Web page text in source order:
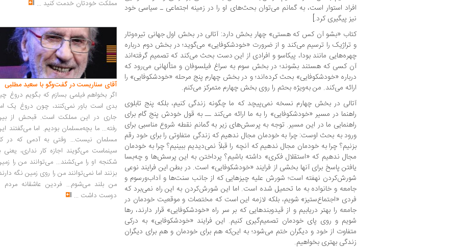
افراد استوار است، به گمانم می‌توان بحث‌های او را در زمینه اجتماعی ـ سیاسی خود
نیز پیگیری کرد.]
کتاب «بشو آن‌ کس که هستی» چهار بخش دارد: آتالی در بخش اول جهانی تیره‌وتار
و تراژیک را ترسیم می‌کند و از ضرورت «خودشکوفایی» می‌گوید؛ در بخش دوم درباره
چهره‌هایی مانند بودا، پیکاسو و افرادی از این دست بحث می‌کند که تصمیم گرفته‌اند
آن کسی که هستند بشوند؛ در بخش سوم به سراغ فیلسوفان و متألهانی می‌رود که
درباره «خودشکوفایی» بحث کرده‌اند؛ و در بخش چهارم پنج مرحله «خودشکوفایی» را
ارائه می‌کند. من به‌ویژه بحثم را روی بخش چهارم متمرکز می‌کنم.
آتالی در بخش چهارم نسخه نمی‌پیچد که ما چگونه زندگی کنیم، بلکه پنج تابلوی
راهنما در مسیر «خودشکوفایی» را به ما ارائه می‌کند ــ به قول خودش پنج گام برای
راهنمایی ما در این مسیر. توجه به پرسش‌های زیر به گمانم نقطه شروع مناسبی برای
ورود به بحث اوست: چرا به خودمان مجال ندهیم که زندگی متفاوتی را برای خود رقم
بزنیم؟ چرا به خودمان مجال ندهیم که آنچه را قبلاً نمی‌دیدیم ببینیم؟ چرا به خودمان
مجال ندهیم که «استقلال فکری» داشته باشیم؟ پرداختن به این پرسش‌ها و چه‌بسا
یافتن پاسخ برای آنها بخشی از فرایند «خودشکوفایی» است. در بطن این فرایند نوعی
شورش‌‌کردن نهفته است؛ شورش علیه چیزهایی که از جانب سنت‌ها و آداب‌ورسوم و
جامعه و خانواده به ما تحمیل شده است. اما این شورش‌کردن به این راه نمی‌برد که
فردی «اجتماع‌ستیز» شویم، بلکه لازمه این است که مختصات و موقعیت خودمان در
جامعه را بهتر دریابیم و از قیدوبندهایی که بر سر راه «خودشکوفایی» قرار دارند، رها
شویم و روی پای خودمان تصمیم‌گیری کنیم. این فرایند «خودشکوفایی» به درکی
متفاوت از خود و دیگران ختم می‌شود؛ به این‌که هم برای خودمان و هم برای دیگران
زندگی بهتری بخواهیم.
مملکت خودتان خدمت کنید ...
آقای سناریست در گفت‌وگو با سعید مطلبی
اگر بخواهم فیلمی بسازم که بگویم دروغ
بدی است باور نمی‌کنند، چون دروغ یک
جاری در این مملکت است. قبحش از
رفته... ما بچه‌مسلمان بودیم. اما می‌گفتند
مسلمان نیست... وقتی به آدمی که در
سینماست می‌گویند اجازه کار نداری، یعنی
شکنجه او را می‌کشند... می‌توانند من را
بزنند اما نمی‌توانند من را روی زمین نگه
من بلند می‌شوم... فردین عاشقانه مردم
دوست داشت ...